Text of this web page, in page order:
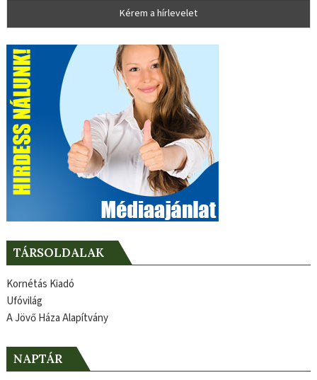
TÁRSOLDALAK
Kornétás Kiadó
Ufóvilág
A Jövő Háza Alapítvány
NAPTÁR